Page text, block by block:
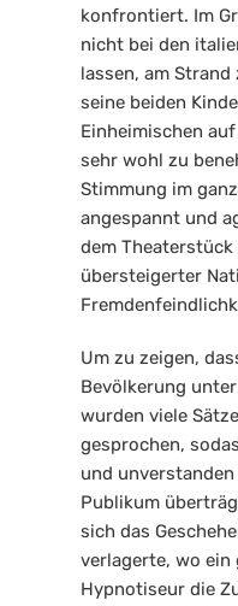
konfrontiert. Im
nicht bei den
lassen, am Strand
seine beiden
Einheimischen
sehr wohl zu
Stimmung im
angespannt und
dem
übersteigerter
Um zu zeigen,
Bevölkerung
wurden viele
gesprochen,
und
Publikum
sich das
verlagerte, wo ein
Hypnotiseur die